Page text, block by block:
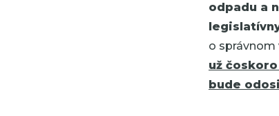
odpadu a
o správnom
už
bude